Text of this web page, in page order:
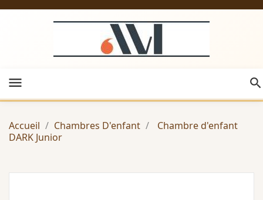
menu
Accueil Chambres D'enfant
Chambre d'enfant
DARK Junior